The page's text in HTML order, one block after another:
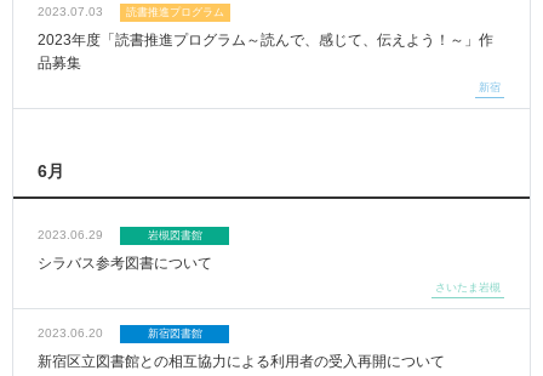
2023.07.03 読書推進プログラム
2023年度「読書推進プログラム～読んで、感じて、伝えよう！～」作
品募集
新宿
6月
2023.06.29 岩槻図書館
シラバス参考図書について
さいたま岩槻
2023.06.20 新宿図書館
新宿区立図書館との相互協力による利用者の受入再開について